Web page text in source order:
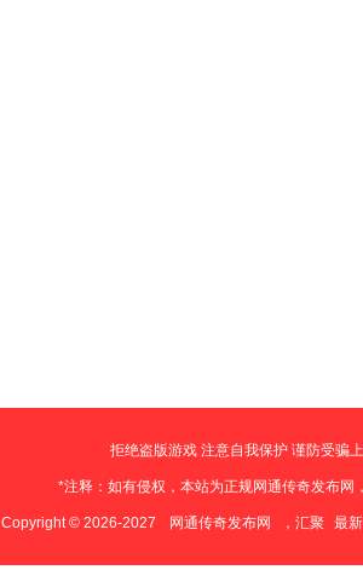
拒绝盗版游戏 注意自我保护 谨防受骗
*注释：如有侵权，本站为正规网通传奇发布
Copyright © 2026-2027 网通传奇发布网 ，汇聚 最